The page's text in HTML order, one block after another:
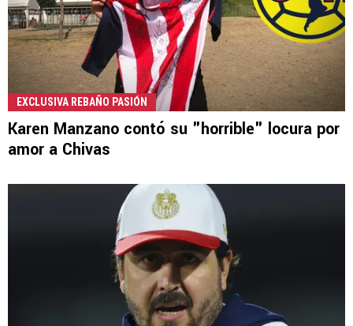
EXCLUSIVA REBAÑO PASIÓN
Karen Manzano contó su "horrible" locura por
amor a Chivas